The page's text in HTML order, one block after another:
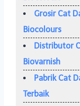
Grosir Cat
Biocolours
Distributor
Biovarnish
Pabrik Cat
Terbaik